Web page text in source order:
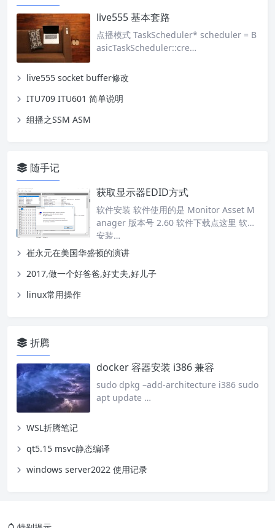
live555 基本套路
点播模式 TaskScheduler* scheduler = B
asicTaskScheduler::cre…
live555 socket buffer修改
ITU709 ITU601 简单说明
组播之SSM ASM
随手记
获取显示器EDID方式
软件安装 软件使用的是 Monitor Asset M
anager 版本号 2.60 软件下载点这里 软件
安装…
崔永元在美国华盛顿的演讲
2017,做一个好爸爸,好丈夫,好儿子
linux常用操作
折腾
docker 容器安装 i386 兼容
sudo dpkg –add-architecture i386 sudo
apt update …
WSL折腾笔记
qt5.15 msvc静态编译
windows server2022 使用记录